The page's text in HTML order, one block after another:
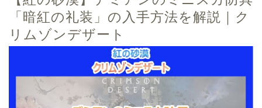
「暗紅の礼装」の入手方法を解説｜ク
リムゾンデザート